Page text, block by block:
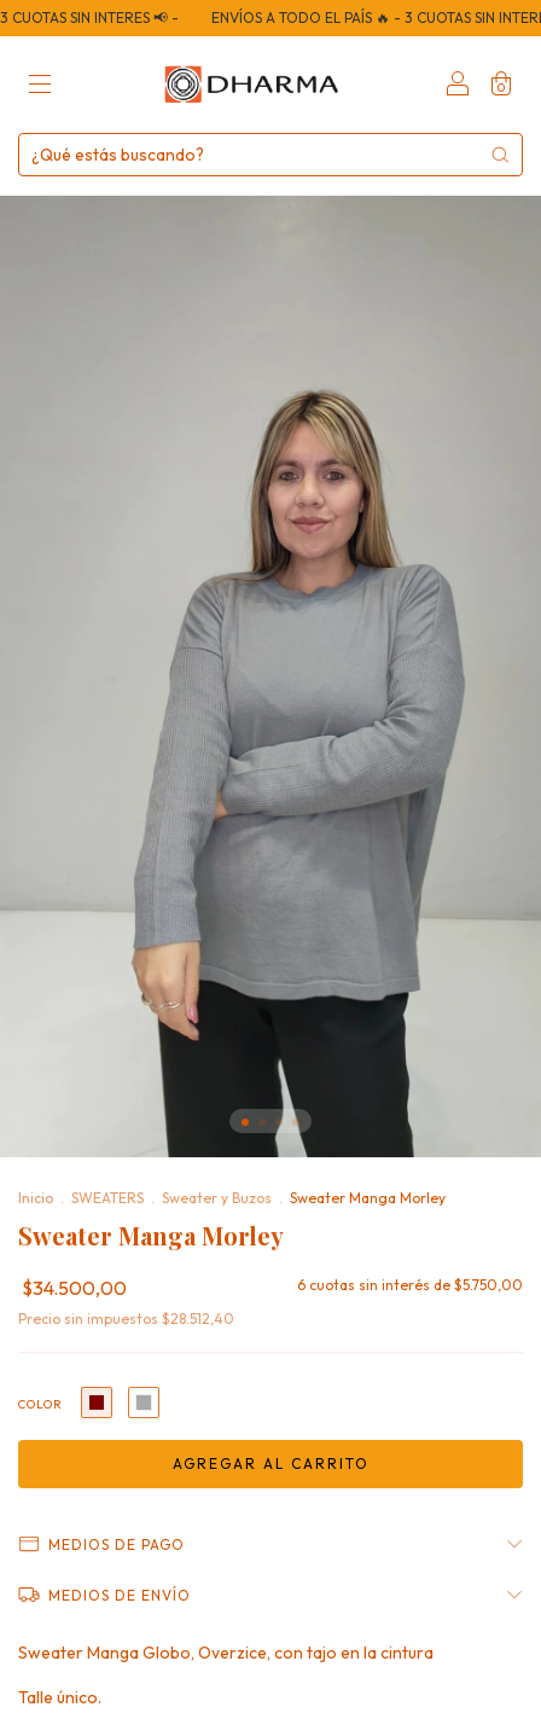
INTERES 📢 - ENVÍOS A TODO EL PAÍS 🔥 - 3 CUOTAS SIN INTERES 📢 -
0
Inicio . SWEATERS . Sweater y Buzos . Sweater Manga Morley
Sweater Manga Morley
$34.500,00 6 cuotas sin interés de $5.750,00
Precio sin impuestos $28.512,40
COLOR
MEDIOS DE PAGO
MEDIOS DE ENVÍO
Sweater Manga Globo, Overzice, con tajo en la cintura
Talle único.